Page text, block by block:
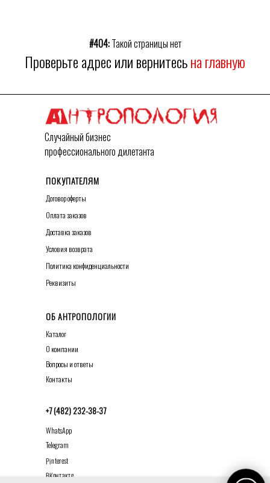
#404:Такой страницы нет
Проверьте адрес или вернитесьна главную
ПОКУПАТЕЛЯМ
Договор оферты
ОБ АНТРОПОЛОГИИ
Каталог
Оплата заказов
О компании
Вопросы и ответы
Контакты
Доставка заказов
Условия возврата
Политика конфиденциальности
Реквизиты
Случайный бизнес
профессионального дилетанта
WhatsApp
Telegram
Pinterest
ВКонтакте
+7 (482) 232-38-37